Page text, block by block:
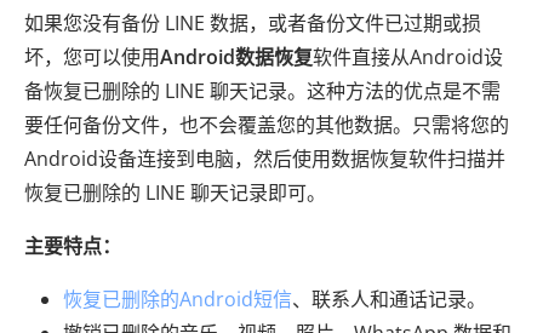
如果您没有备份 LINE 数据，或者备份文件已过期或损
坏，您可以使用Android数据恢复软件直接从Android设
备恢复已删除的 LINE 聊天记录。这种方法的优点是不需
要任何备份文件，也不会覆盖您的其他数据。只需将您的
Android设备连接到电脑，然后使用数据恢复软件扫描并
恢复已删除的 LINE 聊天记录即可。
主要特点：
恢复已删除的Android短信、联系人和通话记录。